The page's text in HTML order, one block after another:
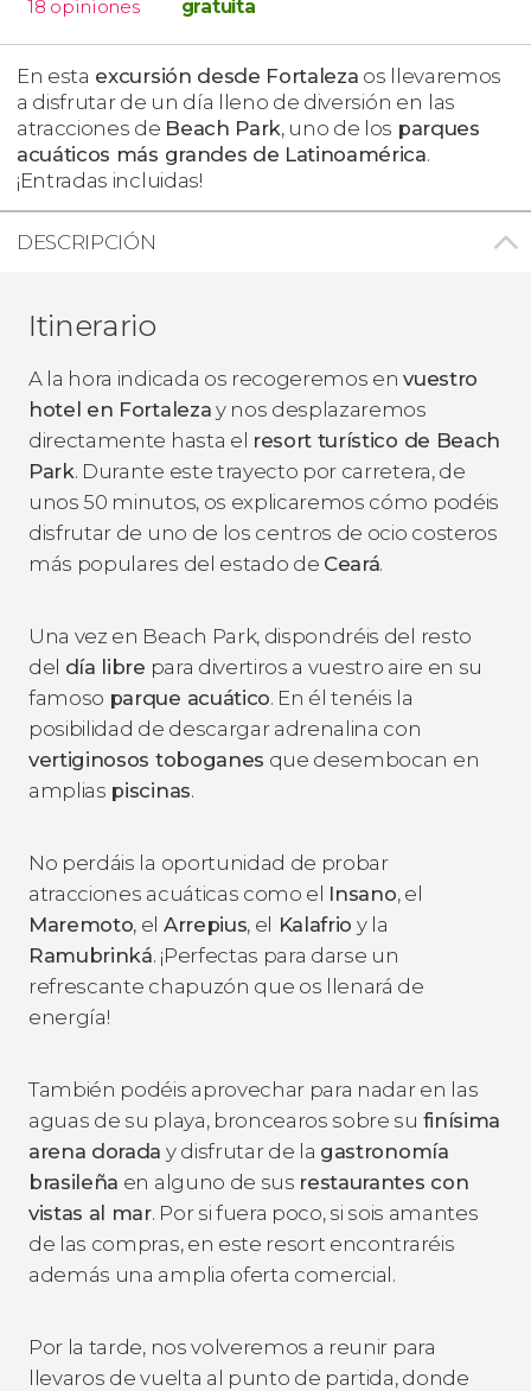
18 opiniones
gratuita
En esta excursión desde Fortaleza os llevaremos
a disfrutar de un día lleno de diversión en las
atracciones de Beach Park, uno de los parques
acuáticos más grandes de Latinoamérica.
¡Entradas incluidas!
DESCRIPCIÓN
Itinerario
A la hora indicada os recogeremos envuestro
hotel en Fortaleza y nos desplazaremos
directamente hasta el resort turístico de Beach
Park. Durante este trayecto por carretera, de
unos 50 minutos, os explicaremos cómo podéis
disfrutar de uno de los centros de ocio costeros
más populares del estado de Ceará.
Una vez en Beach Park, dispondréis del resto
del día libre para divertiros a vuestro aire en su
famoso parque acuático. En él tenéis la
posibilidad de descargar adrenalina con
vertiginosos toboganes que desembocan en
amplias piscinas.
No perdáis la oportunidad de probar
atracciones acuáticas como el Insano, el
Maremoto, el Arrepius, el Kalafrio y la
Ramubrinká. ¡Perfectas para darse un
refrescante chapuzón que os llenará de
energía!
También podéis aprovechar para nadar en las
aguas de su playa, broncearos sobre su finísima
arena dorada y disfrutar de la gastronomía
brasileña en alguno de sus restaurantes con
vistas al mar. Por si fuera poco, si sois amantes
de las compras, en este resort encontraréis
además una amplia oferta comercial.
Por la tarde, nos volveremos a reunir para
llevaros de vuelta al punto de partida, donde